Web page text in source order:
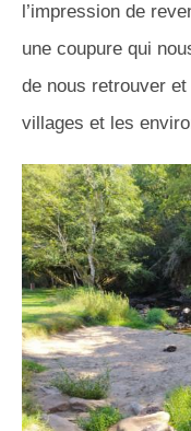
l’impression de
une coupure qui
de nous retrouver
villages et les